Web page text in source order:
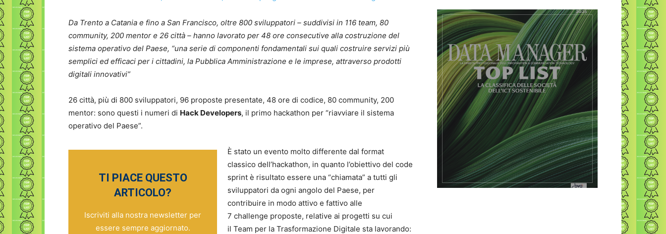
Da Trento a Catania e fino a San Francisco, oltre 800 sviluppatori – suddivisi in 116 team, 80
community, 200 mentor e 26 città – hanno lavorato per 48 ore consecutive alla costruzione del
sistema operativo del Paese, “una serie di componenti fondamentali sui quali costruire servizi più
semplici ed efficaci per i cittadini, la Pubblica Amministrazione e le imprese, attraverso prodotti
digitali innovativi”
26 città, più di 800 sviluppatori, 96 proposte presentate, 48 ore di codice, 80 community, 200
mentor: sono questi i numeri di Hack Developers, il primo hackathon per “riavviare il sistema
operativo del Paese”.
TI PIACE QUESTO
ARTICOLO?
Iscriviti alla nostra newsletter per
essere sempre aggiornato.
È stato un evento molto differente dal format
classico dell’hackathon, in quanto l’obiettivo del code
sprint è risultato essere una “chiamata” a tutti gli
sviluppatori da ogni angolo del Paese, per
contribuire in modo attivo e fattivo alle
7 challenge proposte, relative ai progetti su cui
il Team per la Trasformazione Digitale sta lavorando: